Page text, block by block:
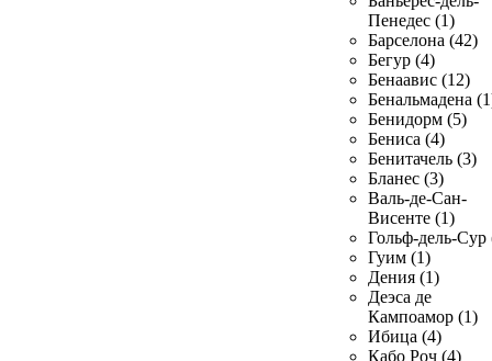
Пенедес (1)
Барселона (42)
Бегур (4)
Бенаавис (12)
Бенальмадена
Бенидорм (5)
Бениса (4)
Бенитачель (3)
Бланес (3)
Валь-де-Сан-
Висенте (1)
Гольф-дель-Сур
Гуим (1)
Дения (1)
Деэса де
Кампоамор (1)
Ибица (4)
Кабо Роч (4)